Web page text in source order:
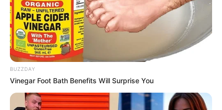
BUZZDAY
Vinegar Foot Bath Benefits Will Surprise You